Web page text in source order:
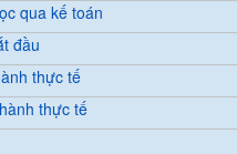
qua kế toán
đầu
thực tế
thực tế